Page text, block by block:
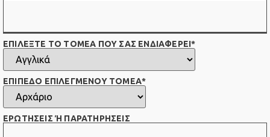
ΕΠΙΛΕΞΤΕ ΤΟ ΤΟΜΕΑ ΠΟΥ ΣΑΣ ΕΝΔΙΑΦΕΡΕΙ*
ΕΠΙΠΕΔΟ ΕΠΙΛΕΓΜΕΝΟΥ ΤΟΜΕΑ*
ΕΡΩΤΗΣΕΙΣ Ή ΠΑΡΑΤΗΡΗΣΕΙΣ